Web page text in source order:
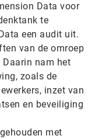
Data voor
te
een audit uit.
van de omroep
nam het
zoals de
inzet van
en beveiliging
met